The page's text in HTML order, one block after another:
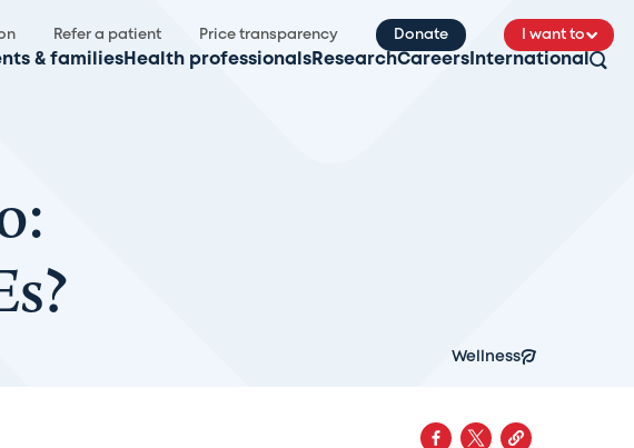
Refer a patient Price transparency Donate I want to
& families Health professionals ResearchCareers International
Wellness